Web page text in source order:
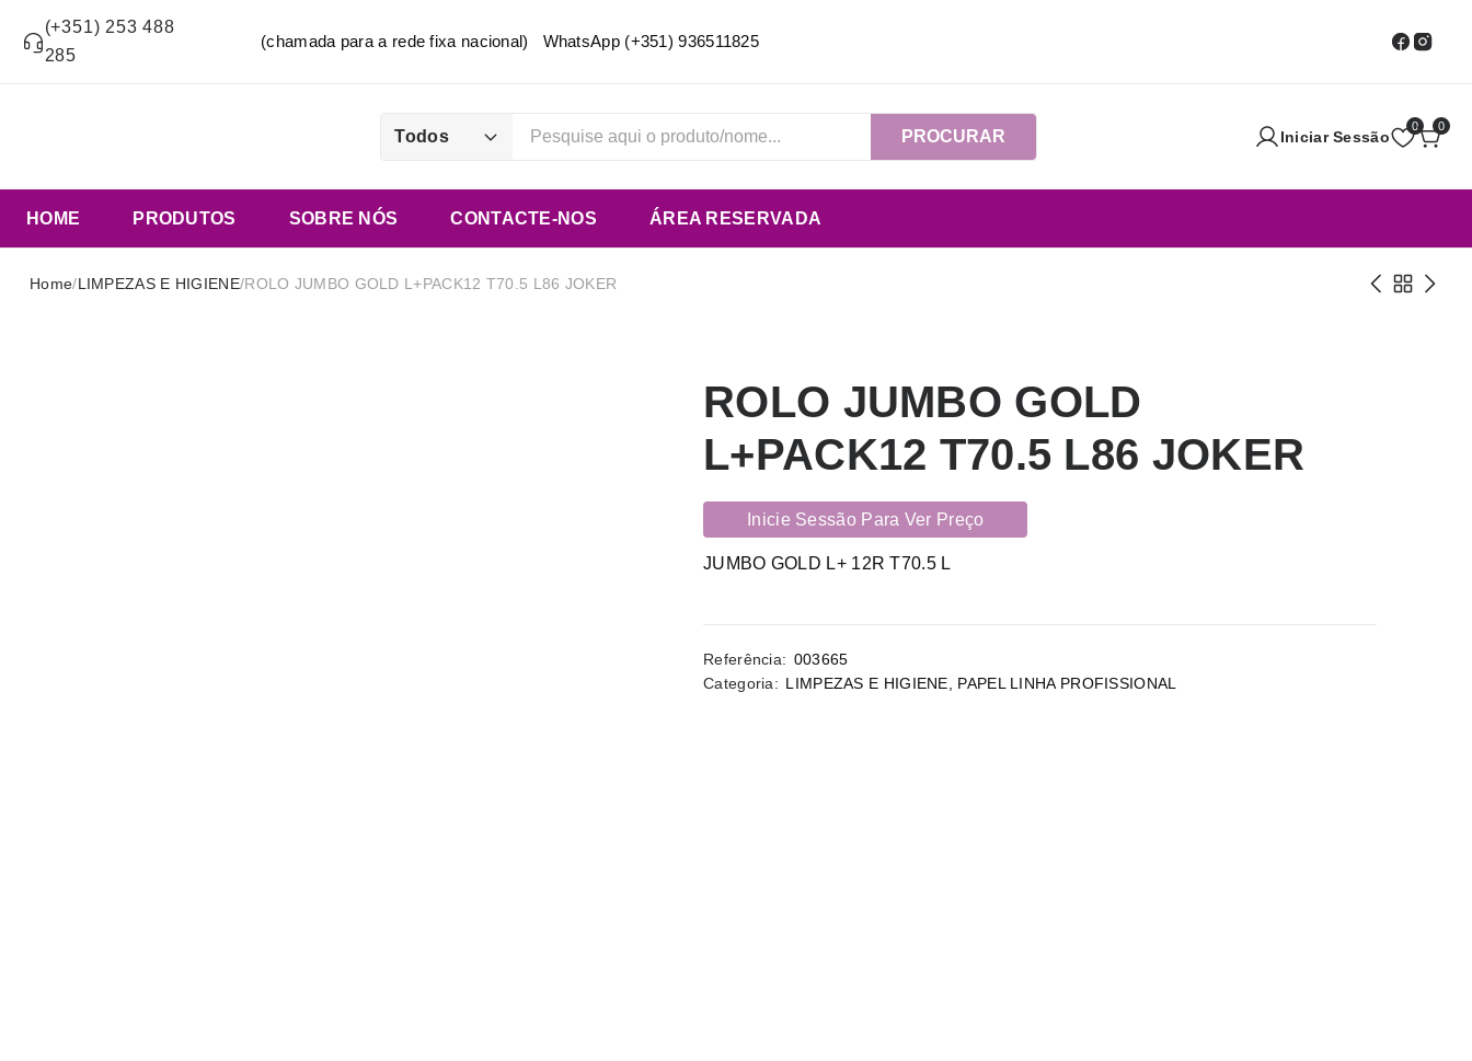
(+351) 253 488
285
(chamada para a rede fixa nacional) WhatsApp (+351) 936511825
Todos PROCURAR Iniciar Sessão
0 0
HOME PRODUTOS SOBRE NÓS CONTACTE-NOS ÁREA RESERVADA
Home/LIMPEZAS E HIGIENE/ROLO JUMBO GOLD L+PACK12 T70.5 L86 JOKER
ROLO JUMBO GOLD
L+PACK12 T70.5 L86 JOKER
Inicie Sessão Para Ver Preço
JUMBO GOLD L+ 12R T70.5 L
Referência: 003665
Categoria: LIMPEZAS E HIGIENE PAPEL LINHA PROFISSIONAL